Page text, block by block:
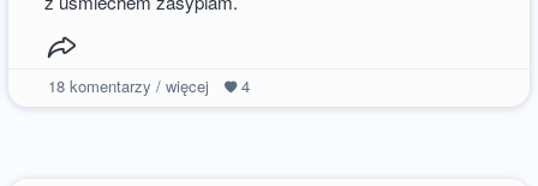
18komentarzy / więcej 4